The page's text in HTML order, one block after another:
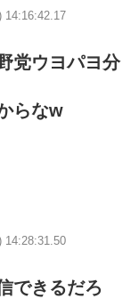
14:16:42.17
党ウヨパヨ分
らなw
14:28:31.50
できるだろ